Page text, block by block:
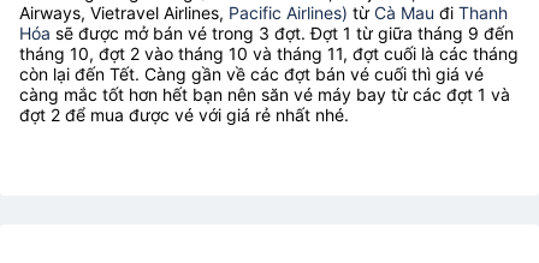
Airways, Vietravel Airlines, Pacific Airlines) từ Cà Mau đi Thanh
Hóa sẽ được mở bán vé trong 3 đợt. Đợt 1 từ giữa tháng 9 đến
tháng 10, đợt 2 vào tháng 10 và tháng 11, đợt cuối là các tháng
còn lại đến Tết. Càng gần về các đợt bán vé cuối thì giá vé
càng mắc tốt hơn hết bạn nên săn vé máy bay từ các đợt 1 và
đợt 2 để mua được vé với giá rẻ nhất nhé.